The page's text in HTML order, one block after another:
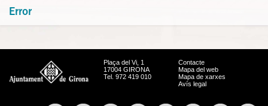
Error
Plaça del Vi, 1
17004 GIRONA
Tel. 972 419 010
Contacte
Mapa del web
Mapa de xarxes
Avís legal